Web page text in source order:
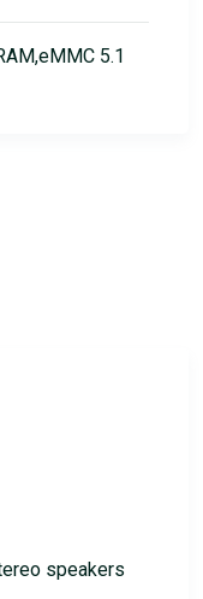
5.1
speakers